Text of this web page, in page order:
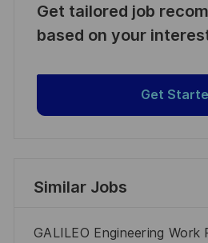
Get tailored job
based on your
Get
Similar Jobs
GALILEO Engineering Work